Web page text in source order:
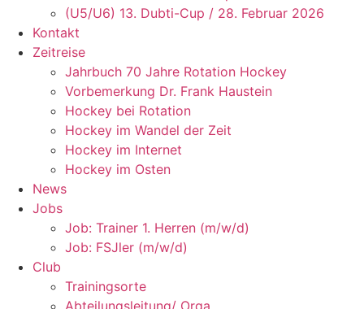
(U5/U6) 13. Dubti-Cup / 28. Februar 2026
Kontakt
Zeitreise
Jahrbuch 70 Jahre Rotation Hockey
Vorbemerkung Dr. Frank Haustein
Hockey bei Rotation
Hockey im Wandel der Zeit
Hockey im Internet
Hockey im Osten
News
Jobs
Job: Trainer 1. Herren (m/w/d)
Job: FSJler (m/w/d)
Club
Trainingsorte
Abteilungsleitung/ Orga